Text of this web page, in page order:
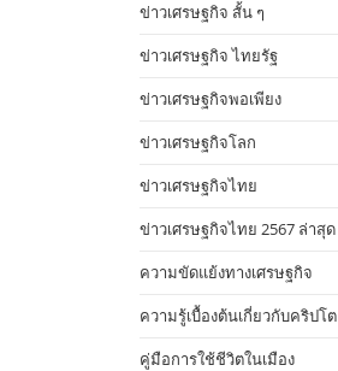
ข่าวเศรษฐกิจ สั้น ๆ
ข่าวเศรษฐกิจ ไทยรัฐ
ข่าวเศรษฐกิจพอเพียง
ข่าวเศรษฐกิจโลก
ข่าวเศรษฐกิจไทย
ข่าวเศรษฐกิจไทย 2567 ล่าสุด
ความขัดแย้งทางเศรษฐกิจ
ความรู้เบื้องต้นเกี่ยวกับคริปโต
คู่มือการใช้ชีวิตในเมือง